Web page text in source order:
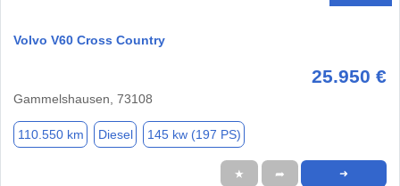
Volvo V60 Cross Country
25.950 €
Gammelshausen, 73108
110.550 km Diesel 145 kw (197 PS)
★ ➦ ➜